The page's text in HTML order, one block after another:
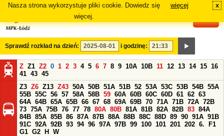
Nasza strona wykorzystuje pliki cookie. Dowiedz się
więcej.
więcej x
Sprawdź rozkład na dzień: i godzinę:
Z Z1 Z2 0 1 2 3 4 5 6 7 8 9 10A 10B 11 12 13 14 15 16
41 43 45
Z3 Z6 Z13 Z43 50A 50B 51A 51B 52 53A 53C 53B 54B 55A
55B 55C 56 57 58A 58B 59 60A 60B 60C 60D 61 62 63
64A 64B 65A 65B 66 67 68 69A 69B 70 71A 71B 72A 72B
73 75A 75B 76 77 78 80A 80B 81A 81B 82A 82B 83 84A
84B 85A 85B 86 87A 87B 88A 88B 88C 88D 89 90 91A 91B
91C 92A 92B 93 94 96 97A 97B 99 100 101 201 202 6.
F1
G1 G2 H
W